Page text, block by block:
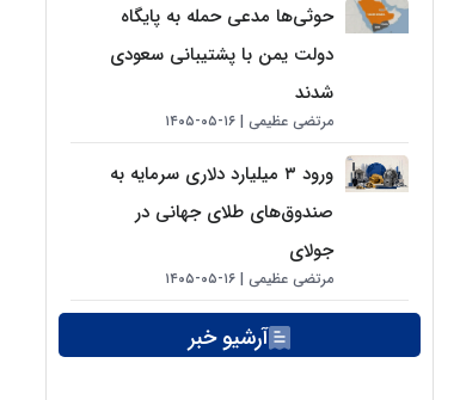
حوثی‌ها مدعی حمله به پایگاه
دولت یمن با پشتیبانی سعودی
شدند
مرتضی عظیمی ۱۶-۰۵-۱۴۰۵
ورود ۳ میلیارد دلاری سرمایه به
صندوق‌های طلای جهانی در
جولای
مرتضی عظیمی ۱۶-۰۵-۱۴۰۵
آرشیو خبر